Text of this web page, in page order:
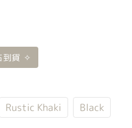
到貨 ✧
Rustic Khaki Black